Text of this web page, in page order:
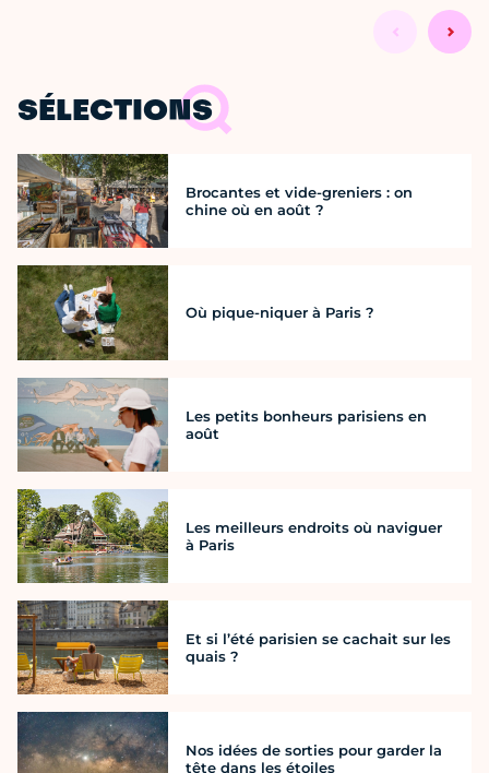
SÉLECTIONS
Brocantes et vide-greniers : on
chine où en août ?
Où pique-niquer à Paris ?
Les petits bonheurs parisiens en
août
Les meilleurs endroits où naviguer
à Paris
Et si l’été parisien se cachait sur les
quais ?
Nos idées de sorties pour garder la
tête dans les étoiles